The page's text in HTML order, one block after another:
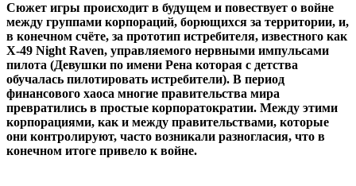
Сюжет игры происходит в будущем и повествует о войне
между группами корпораций, борющихся за территории, и,
в конечном счёте, за прототип истребителя, известного как
X-49 Night Raven, управляемого нервными импульсами
пилота (Девушки по имени Рена которая с детства
обучалась пилотировать истребители). В период
финансового хаоса многие правительства мира
превратились в простые корпоратократии. Между этими
корпорациями, как и между правительствами, которые
они контролируют, часто возникали разногласия, что в
конечном итоге привело к войне.